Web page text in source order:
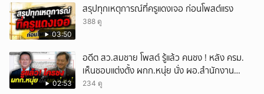
03:50
สรุปทุกเหตุการณ์ที่ครูแดงเจอ ก่อนโพสต์แรง
388 ดู
02:53
อดีต สว.สมชาย โพสต์ รู้แล้ว คนชง ! หลัง ครม.
เห็นชอบแต่งตั้ง ผกก.หนุ่ย นั่ง ผอ.สำนักงาน
ป.ย.ป.
234 ดู